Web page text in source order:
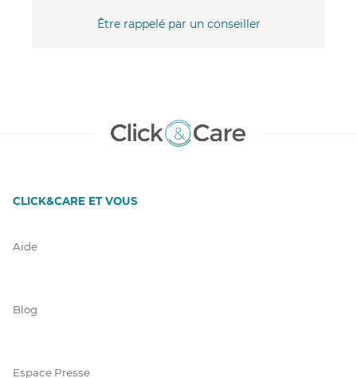
Être rappelé par un conseiller
CLICK&CARE ET VOUS
Aide
Blog
Espace Presse